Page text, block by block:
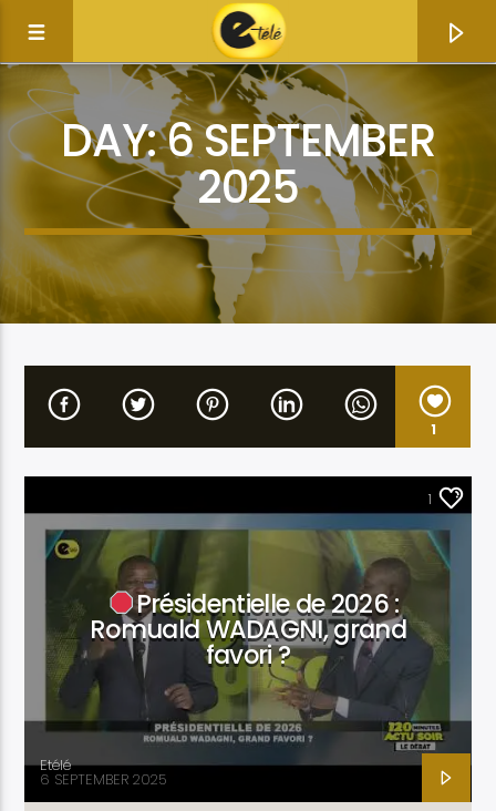
Current track
Title
Artist
Etele en direct
DAY:6 SEPTEMBER
2025
1
1
Présidentielle de 2026 :
Romuald WADAGNI, grand
favori ?
Etélé
6 SEPTEMBER 2025